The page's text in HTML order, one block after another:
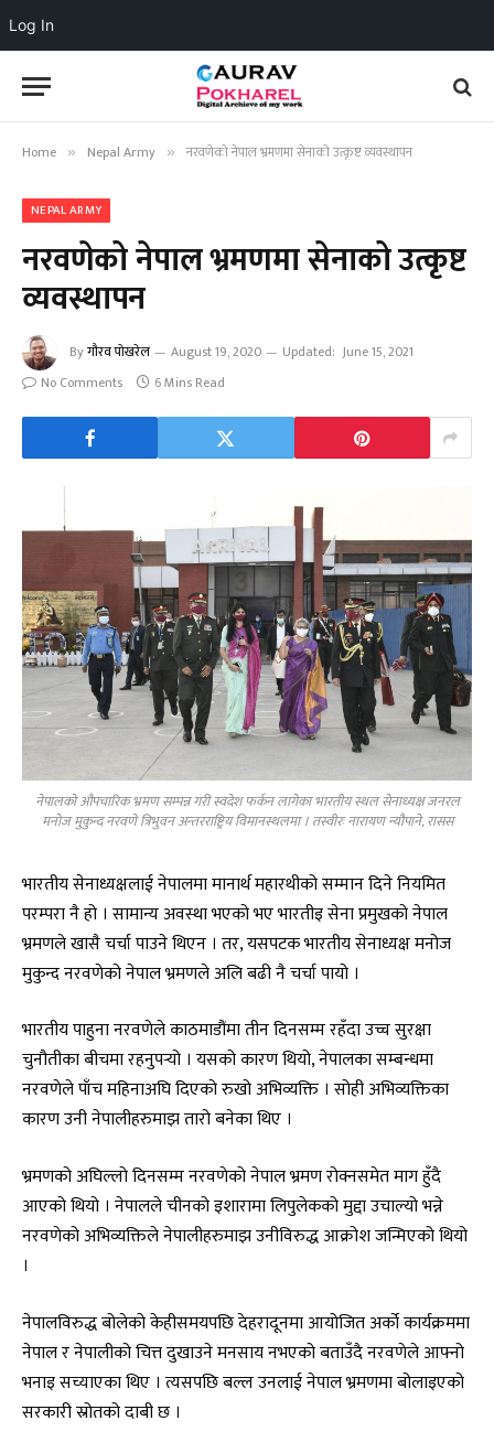
Log In
Home » Nepal Army » नरवणेको नेपाल भ्रमणमा सेनाको उत्कृष्ट व्यवस्थापन
NEPAL ARMY
नरवणेको नेपाल भ्रमणमा सेनाको उत्कृष्ट
व्यवस्थापन
Byगौरव पोखरेल August 19, 2020 Updated: June 15, 2021
No Comments
6 Mins Read
नेपालको औपचारिक भ्रमण सम्पन्न गरी स्वदेश फर्कन लागेका भारतीय स्थल सेनाध्यक्ष जनरल
मनोज मुकुन्द नरवणे त्रिभुवन अन्तरराष्ट्रिय विमानस्थलमा । तस्वीरः नारायण न्यौपाने, रासस
भारतीय सेनाध्यक्षलाई नेपालमा मानार्थ महारथीको सम्मान दिने नियमित
परम्परा नै हो । सामान्य अवस्था भएको भए भारतीइ सेना प्रमुखको नेपाल
भ्रमणले खासै चर्चा पाउने थिएन । तर, यसपटक भारतीय सेनाध्यक्ष मनोज
मुकुन्द नरवणेको नेपाल भ्रमणले अलि बढी नै चर्चा पायो ।
भारतीय पाहुना नरवणेले काठमाडौंमा तीन दिनसम्म रहँदा उच्च सुरक्षा
चुनौतीका बीचमा रहनुपर्‍यो । यसको कारण थियो, नेपालका सम्बन्धमा
नरवणेले पाँच महिनाअघि दिएको रुखो अभिव्यक्ति । सोही अभिव्यक्तिका
कारण उनी नेपालीहरुमाझ तारो बनेका थिए ।
भ्रमणको अघिल्लो दिनसम्म नरवणेको नेपाल भ्रमण रोक्नसमेत माग हुँदै
आएको थियो । नेपालले चीनको इशारामा लिपुलेकको मुद्दा उचाल्यो भन्ने
नरवणेको अभिव्यक्तिले नेपालीहरुमाझ उनीविरुद्ध आक्रोश जन्मिएको थियो
।
नेपालविरुद्ध बोलेको केहीसमयपछि देहरादूनमा आयोजित अर्को कार्यक्रममा
नेपाल र नेपालीको चित्त दुखाउने मनसाय नभएको बताउँदै नरवणेले आफ्नो
भनाइ सच्याएका थिए । त्यसपछि बल्ल उनलाई नेपाल भ्रमणमा बोलाइएको
सरकारी स्रोतको दाबी छ ।